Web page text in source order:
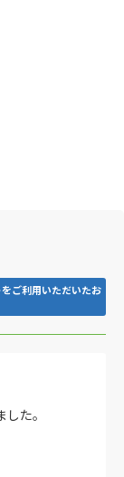
ご利用いただいたお
た。